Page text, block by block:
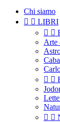
Chi siamo
  LIBRI
 
Arte
 
 